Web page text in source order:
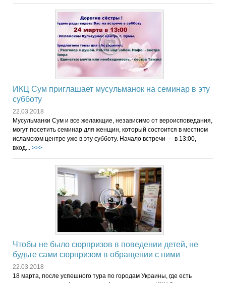
ИКЦ Сум приглашает мусульманок на семинар в эту
субботу
22.03.2018
Мусульманки Сум и все желающие, независимо от вероисповедания,
могут посетить семинар для женщин, который состоится в местном
исламском центре уже в эту субботу. Начало встречи — в 13:00,
вход... >>>
Чтобы не было сюрпризов в поведении детей, не
будьте сами сюрпризом в обращении с ними
22.03.2018
18 марта, после успешного тура по городам Украины, где есть